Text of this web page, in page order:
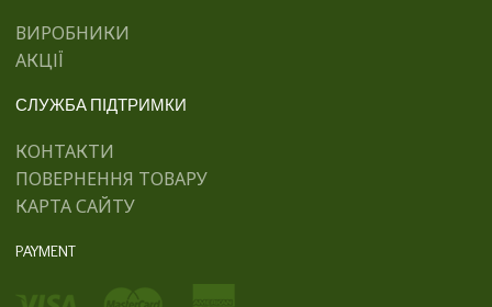
ВИРОБНИКИ
АКЦІЇ
СЛУЖБА ПІДТРИМКИ
КОНТАКТИ
ПОВЕРНЕННЯ ТОВАРУ
КАРТА САЙТУ
PAYMENT